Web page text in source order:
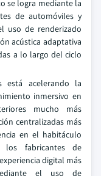
se logra mediante la
de automóviles y
uso de renderizado
acústica adaptativa
a lo largo del ciclo
está acelerando la
inmersivo en
mucho más
centralizadas más
en el habitáculo
los fabricantes de
digital más
el uso de